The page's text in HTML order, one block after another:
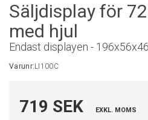
Säljdisplay för
med hjul
Endast displayen -
Varunr:LI100C
719 SEK EXKL. MOMS